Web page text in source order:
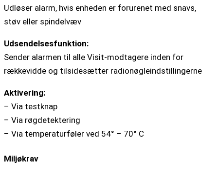
Udløser alarm, hvis enheden er forurenet med snavs,
støv eller spindelvæv
Udsendelsesfunktion:
Sender alarmen til alle Visit-modtagere inden for
rækkevidde og tilsidesætter radionøgleindstillingerne
Aktivering:
– Via testknap
– Via røgdetektering
– Via temperaturføler ved 54° – 70° C
Miljøkrav